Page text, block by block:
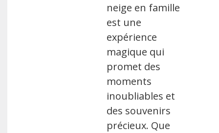
neige en famille
est une
expérience
magique qui
promet des
moments
inoubliables et
des souvenirs
précieux. Que